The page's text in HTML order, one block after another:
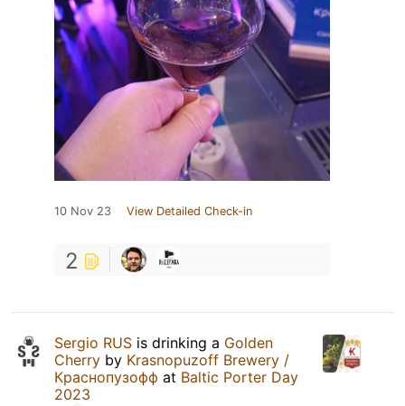
10 Nov 23 View Detailed Check-in
2
Sergio RUS is drinking a Golden
Cherry by Krasnopuzoff Brewery /
Краснопузофф at Baltic Porter Day
2023